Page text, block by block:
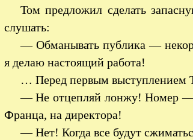
Том предложил сделать
слушать:
— Обманывать публика —
я делаю настоящий работа!
… Перед первым выступлением
— Не отцепляй лонжу! Номер —
Франца, на директора!
— Нет! Когда все будут